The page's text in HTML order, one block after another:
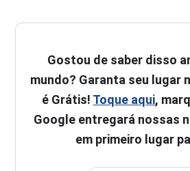
Gostou de saber disso
mundo? Garanta seu lugar
é Grátis! Toque aqui,
Google entregará nossas
em primeiro lugar